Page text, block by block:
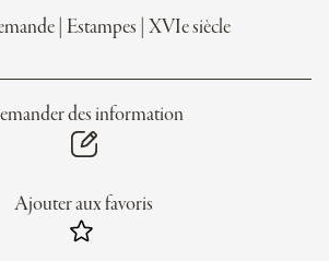
Estampes XVIe siècle
des information
Ajouter aux favoris